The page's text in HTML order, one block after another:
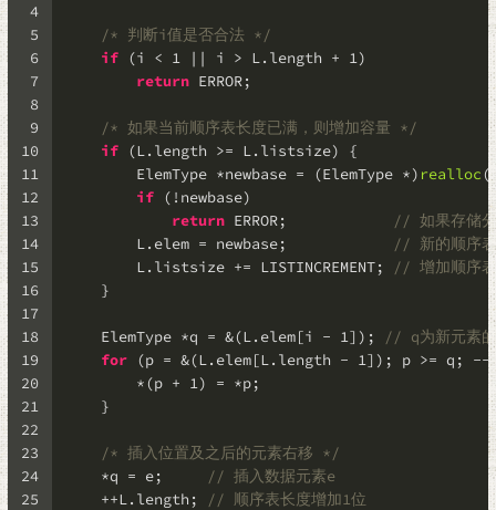
4
5
6
7
8
9
10
11
12
13
14
15
16
17
18
19
20
21
22
23
24
25
/* 判断i值是否合法 */
if (i < 1 || i > L.length + 1)
return ERROR;
/* 如果当前顺序表长度已满，则增加容量 */
if (L.length >= L.listsize) {
        ElemType *newbase = (ElemType *)
realloc(
if (!newbase)
return ERROR;
// 如果存储
        L.elem = newbase;
// 新的顺序
        L.listsize += LISTINCREMENT;
// 增加顺序
    }
    ElemType *q = &(L.elem[i -
1]);
// q为新元素
for (p = &(L.elem[L.length - 1]); p >= q; --
        *(p +
1) = *p;
    }
/* 插入位置及之后的元素右移 */
    *q = e;
// 插入数据元素e
    ++L.length;
// 顺序表长度增加1位